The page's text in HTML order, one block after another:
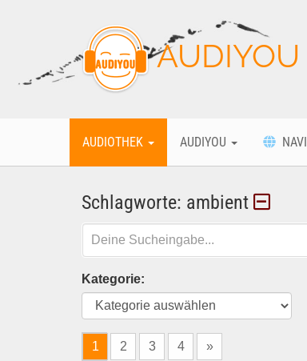
AUDIYOU
AUDIOTHEK AUDIYOU NAVI
Schlagworte: ambient
Kategorie:
1 2 3 4 »